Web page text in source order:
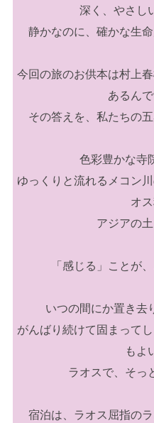
深く、やさし
静かなのに、確かな生
今回の旅のお供本は村上
あるんで
その答えを、私たちの
色彩豊かな寺
ゆっくりと流れるメコン
オス
アジアの土
「感じる」ことが
いつの間にか置き去
がんばり続けて固まって
もよ
ラオスで、そっ
宿泊は、ラオス屈指の